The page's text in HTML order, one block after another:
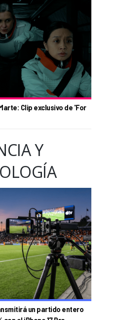
Clip exclusivo de 'For
Y
un partido entero